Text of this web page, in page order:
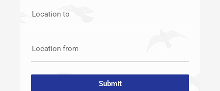
Location to
Location from
Submit